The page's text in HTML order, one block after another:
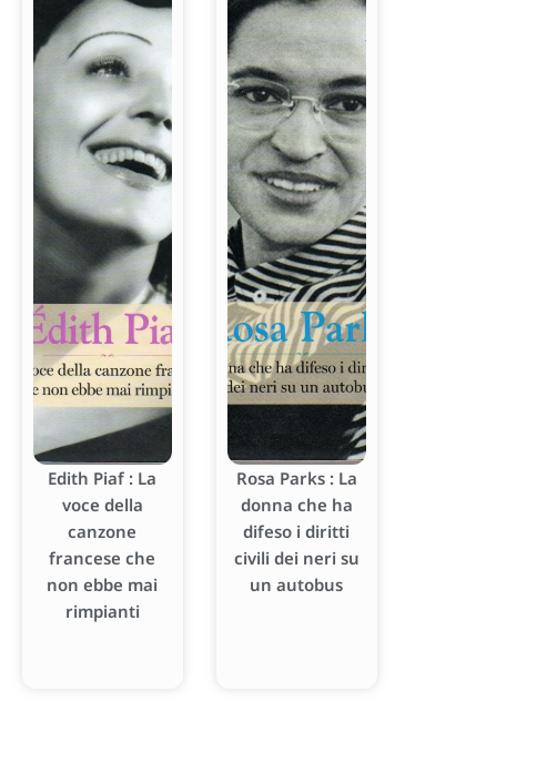
Edith Piaf : La
voce della
canzone
francese che
non ebbe mai
rimpianti
Rosa Parks : La
donna che ha
difeso i diritti
civili dei neri su
un autobus